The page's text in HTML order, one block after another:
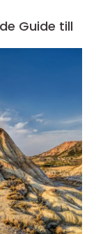
Guide till